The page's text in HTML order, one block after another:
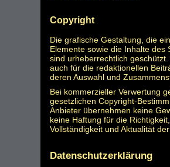
Copyright
Die grafische Gestaltung, die
Elemente sowie die Inhalte des
sind urheberrechtlich geschützt.
auch für die redaktionellen
deren Auswahl und
Bei kommerzieller Verwertung
gesetzlichen Copyright-
Anbieter übernehmen keine
keine Haftung für die Richtigkeit,
Vollständigkeit und Aktualität
Datenschutzerklärung